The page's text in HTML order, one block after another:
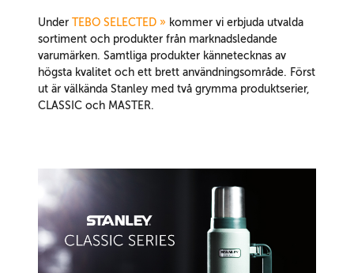
Under TEBO SELECTED » kommer vi erbjuda utvalda
sortiment och produkter från marknadsledande
varumärken. Samtliga produkter kännetecknas av
högsta kvalitet och ett brett användningsområde. Först
ut är välkända Stanley med två grymma produktserier,
CLASSIC och MASTER.